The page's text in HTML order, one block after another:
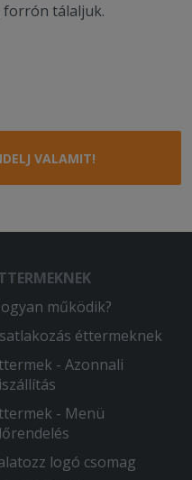
forrón tálaljuk.
VALAMIT!
működik?
éttermeknek
- Azonnali
- Menü
logó csomag